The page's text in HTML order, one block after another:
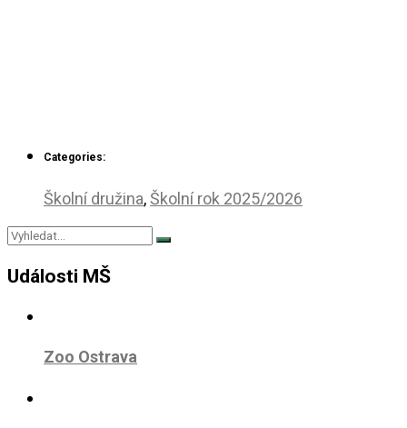
Categories:
Školní družina, Školní rok 2025/2026
Události MŠ
Zoo Ostrava